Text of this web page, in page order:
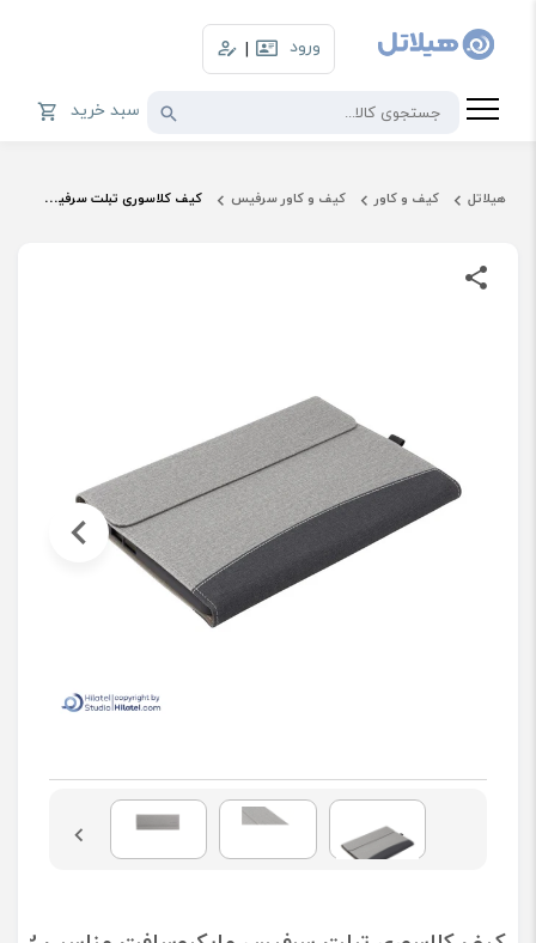
ورود |
سبد خرید
هیلاتل کیف و کاور کیف و کاور سرفیس کیف کلاسوری تبلت سرفیس مایکروسافت مناسب Surface Pro 12 (غیراصل)